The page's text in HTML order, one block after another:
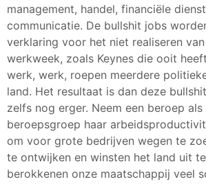
management, handel, financiële
communicatie. De bullshit jobs
verklaring voor het niet realiseren
werkweek, zoals Keynes die ooit
werk, werk, roepen meerdere
land. Het resultaat is dan deze
zelfs nog erger. Neem een beroep
beroepsgroep haar
om voor grote bedrijven wegen te
te ontwijken en winsten het land uit
berokkenen onze maatschappij veel